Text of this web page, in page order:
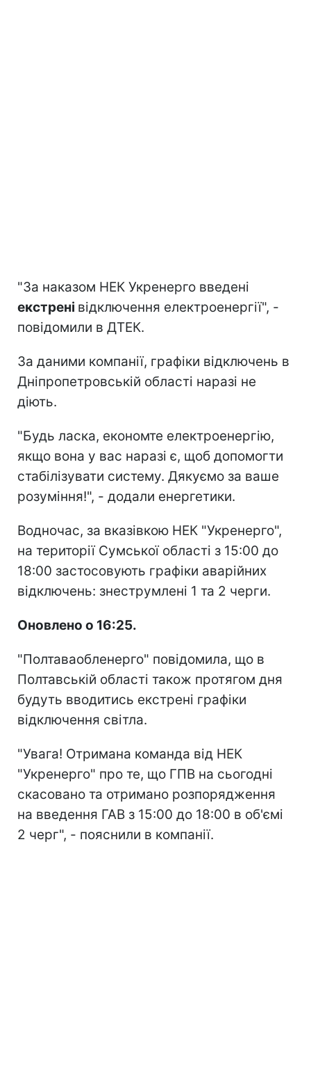
"За наказом НЕК Укренерго введені
екстрені відключення електроенергії", -
повідомили в ДТЕК.
За даними компанії, графіки відключень в
Дніпропетровській області наразі не
діють.
"Будь ласка, економте електроенергію,
якщо вона у вас наразі є, щоб допомогти
стабілізувати систему. Дякуємо за ваше
розуміння!", - додали енергетики.
Водночас, за вказівкою НЕК "Укренерго",
на території Сумської області з 15:00 до
18:00 застосовують графіки аварійних
відключень: знеструмлені 1 та 2 черги.
Оновлено о 16:25.
"Полтаваобленерго" повідомила, що в
Полтавській області також протягом дня
будуть вводитись екстрені графіки
відключення світла.
"Увага! Отримана команда від НЕК
"Укренерго" про те, що ГПВ на сьогодні
скасовано та отримано розпорядження
на введення ГАВ з 15:00 до 18:00 в об'ємі
2 черг", - пояснили в компанії.